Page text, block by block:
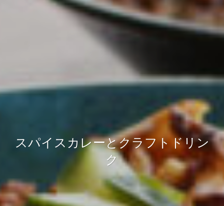
ご近所暮らしが楽しくなるまちの実
験室
今日は少し寄り道して、自分時間
スパイスカレーとクラフトドリン
ク